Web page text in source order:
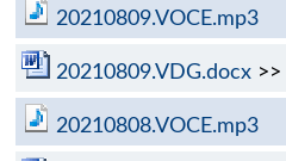
20210809.VOCE.mp3
20210809.VDG.docx >>
20210808.VOCE.mp3